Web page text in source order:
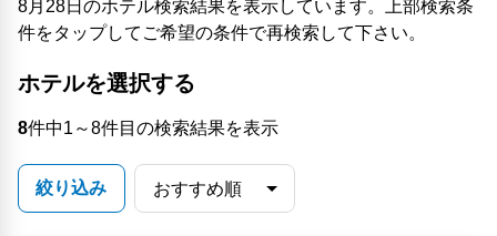
8月28日のホテル検索結果を表示しています。上部検索条
件をタップしてご希望の条件で再検索して下さい。
ホテルを選択する
8件中1～8件目の検索結果を表示
絞り込み